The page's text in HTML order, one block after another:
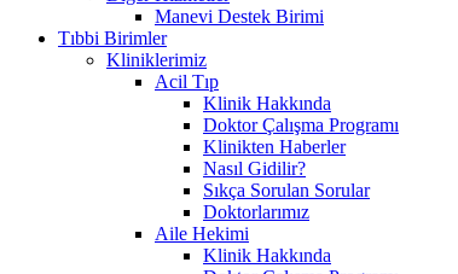
Manevi Destek Birimi
Tıbbi Birimler
Kliniklerimiz
Acil Tıp
Klinik Hakkında
Doktor Çalışma Programı
Klinikten Haberler
Nasıl Gidilir?
Sıkça Sorulan Sorular
Doktorlarımız
Aile Hekimi
Klinik Hakkında